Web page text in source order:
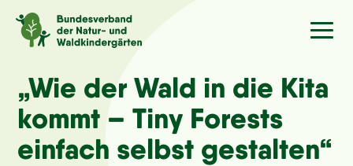
Sprache/Language
Aktuelles
„Wie der Wald in die Kita
kommt – Tiny Forests
einfach selbst gestalten“